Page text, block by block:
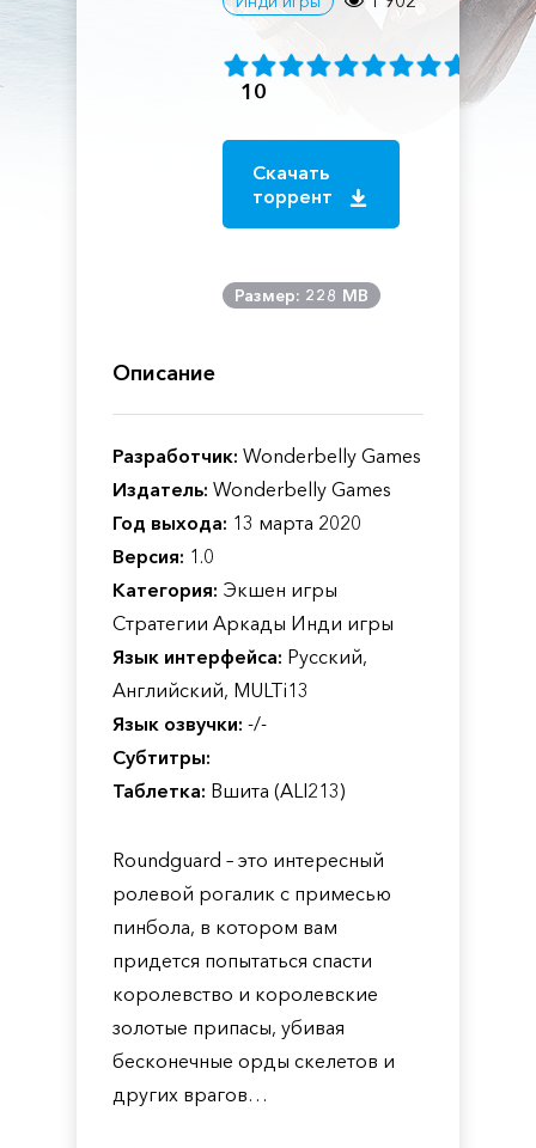
10
Скачать
торрент
Размер: 228 MB
Описание
Разработчик: Wonderbelly Games
Издатель: Wonderbelly Games
Год выхода: 13 марта 2020
Версия: 1.0
Категория: Экшен игры
Стратегии Аркады Инди игры
Язык интерфейса: Русский,
Английский, MULTi13
Язык озвучки: -/-
Субтитры:
Таблетка: Вшита (ALI213)
Roundguard – это интересный
ролевой рогалик с примесью
пинбола, в котором вам
придется попытаться спасти
королевство и королевские
золотые припасы, убивая
бесконечные орды скелетов и
других врагов…